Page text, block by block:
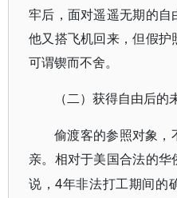
牢后，面对遥遥无期的自
他又搭飞机回来，但假护
可谓锲而不舍。
（二）获得自由后的
偷渡客的参照对象，
亲。相对于美国合法的
说，4年非法打工期间的